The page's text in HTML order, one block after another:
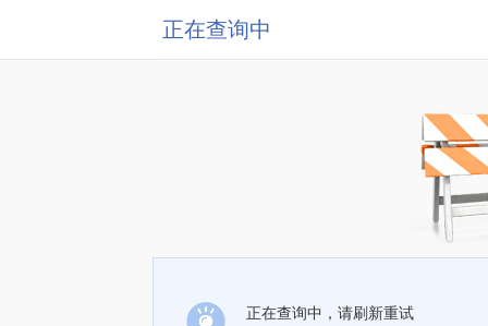
正在查询中
正在查询中，请刷新重试